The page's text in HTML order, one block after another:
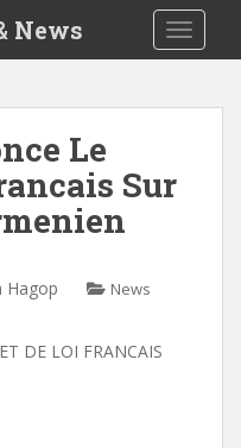
News
Le
Sur
Hagop News
DE LOI FRANCAIS